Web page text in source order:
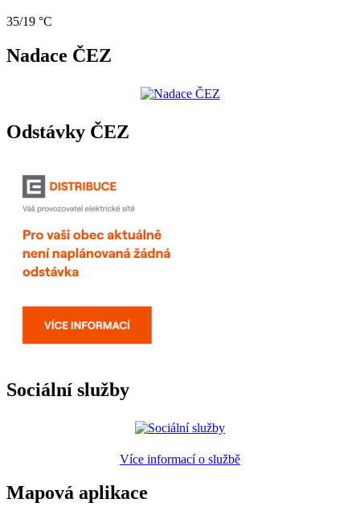
35/19 °C
Nadace ČEZ
Odstávky ČEZ
Sociální služby
Více informací o službě
Mapová aplikace